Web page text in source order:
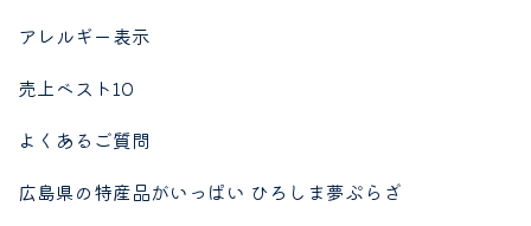
アレルギー表示
売上ベスト10
よくあるご質問
広島県の特産品がいっぱい ひろしま夢ぷらざ